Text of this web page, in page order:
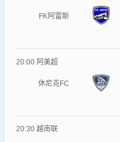
FK阿雷斯
20:00 阿美超
休尼克FC
20:30 越南联